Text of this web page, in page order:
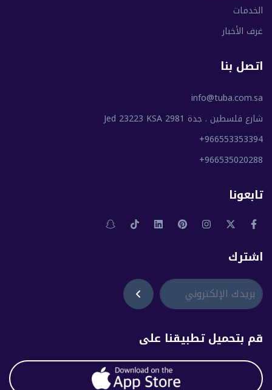
الخدمات
غرف الأخبار
اتصل بنا
info@tuba.com.sa
شارع فلسطين . جدة 2981 Jed 23223 KSA
+966553353394
+966535020288
تابعونا
اشترك
قم بتحميل تطبيقنا على